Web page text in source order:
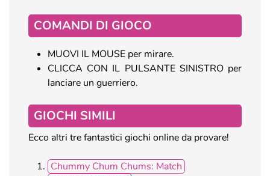
COMANDI DI GIOCO
MUOVI IL MOUSE per mirare.
CLICCA CON IL PULSANTE SINISTRO per
lanciare un guerriero.
GIOCHI SIMILI
Ecco altri tre fantastici giochi online da provare!
Chummy Chum Chums: Match